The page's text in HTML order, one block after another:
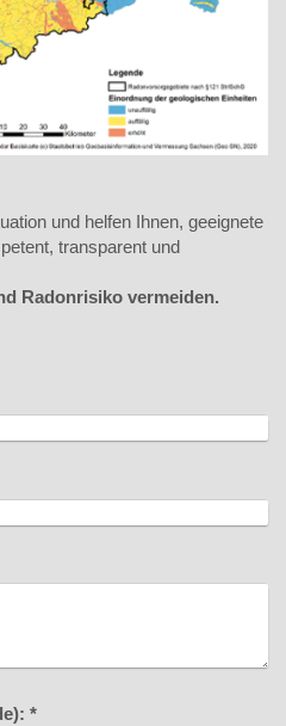
und helfen Ihnen, geeignete
transparent und
Radonrisiko vermeiden.
Captcha (Spam-Schutz-Code): *